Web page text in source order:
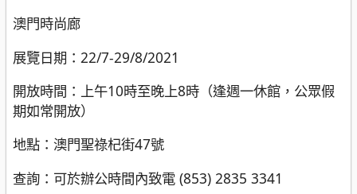
澳門時尚廊
展覽日期：22/7-29/8/2021
開放時間：上午10時至晚上8時（逢週一休館，公眾假
期如常開放）
地點：澳門聖祿杞街47號
查詢：可於辦公時間內致電 (853) 2835 3341